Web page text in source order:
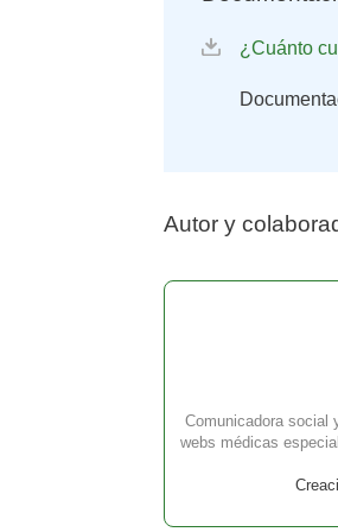
¿Cuánto
Autor y
Comunicadora social
webs médicas